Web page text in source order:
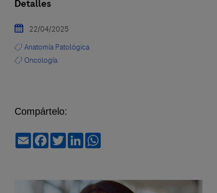
Detalles
22/04/2025
Anatomía Patológica
Oncología
Compártelo:
EmailFacebook
TwitterLinkedIn